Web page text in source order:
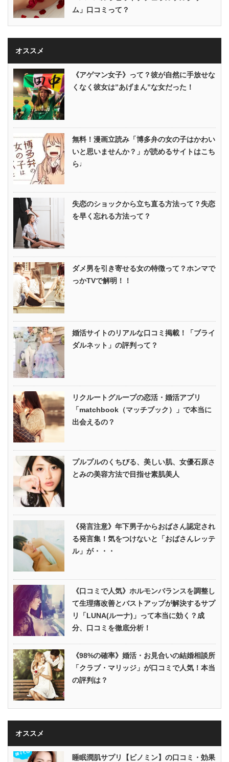
ム」口コミって？
オススメ
《アゲマン女子》って？彼が自然に手放せな
くなく彼女は”あげまん”な女だった！
無料！漫画立読み「博多弁の女の子はかわい
いと思いませんか？」が読めるサイトはこち
ら♩
失恋のショックから立ち直る方法って？失恋
を早く忘れる方法って？
ダメ男を引き寄せる女の特徴って？ホンマで
っかTVで解明！！
婚活サイトのリアルな口コミ掲載！「ブライ
ダルネット」の評判って？
リクルートグループの恋活・婚活アプリ
「matchbook（マッチブック）」で本当に
出会えるの？
プルプルのくちびる、美しい肌、女優石原さ
とみの美容方法で目指せ素肌美人
《発言注意》年下男子からおばさん認定され
る発言集！気をつけないと「おばさんレッテ
ル」が・・・
《口コミで人気》ホルモンバランスを調整し
て生理痛改善とバストアップが解決するサプ
リ「LUNA(ルーナ)」って本当に効く？成
分、口コミを徹底分析！
《98%の確率》婚活・お見合いの結婚相談所
「クラブ・マリッジ」が口コミで人気！本当
の評判は？
オススメ
睡眠潤肌サプリ【ビノミン】の口コミ・効果